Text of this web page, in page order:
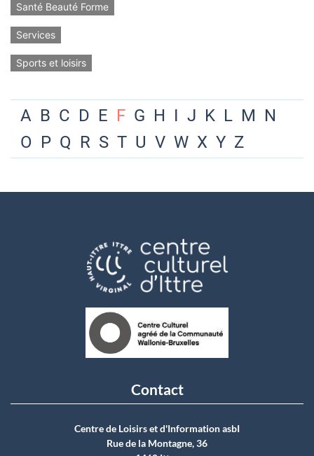
Santé Beauté Forme
Services
Sports et loisirs
A B C D E F G H I J K L M N
O P Q R S T U V W X Y Z
Contact
Centre de Loisirs et d'Information asbI
Rue de la Montagne, 36